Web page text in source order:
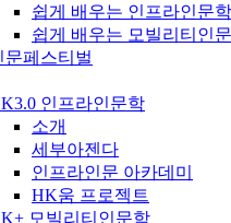
쉽게 배우는 인프라인문학
쉽게 배우는 모빌리티인
문페스티벌
인프라인문학
소개
세부아젠다
인프라인문 아카데미
HK움 프로젝트
모빌리티인문학